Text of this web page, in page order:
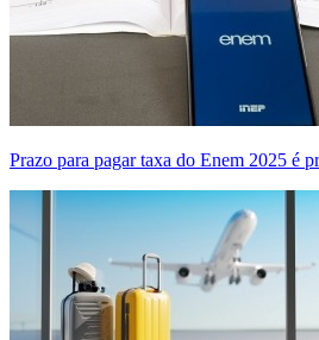
Prazo para pagar taxa do Enem 2025 é